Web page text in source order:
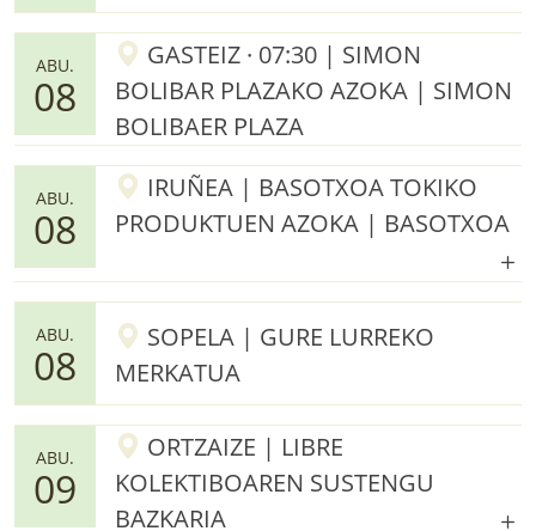
ABU.
08
GASTEIZ · 07:30 | SIMON
BOLIBAR PLAZAKO AZOKA | SIMON
BOLIBAER PLAZA
ABU.
08
IRUÑEA | BASOTXOA TOKIKO
PRODUKTUEN AZOKA | BASOTXOA
ABU.
08
SOPELA | GURE LURREKO
MERKATUA
ABU.
09
ORTZAIZE | LIBRE
KOLEKTIBOAREN SUSTENGU
BAZKARIA